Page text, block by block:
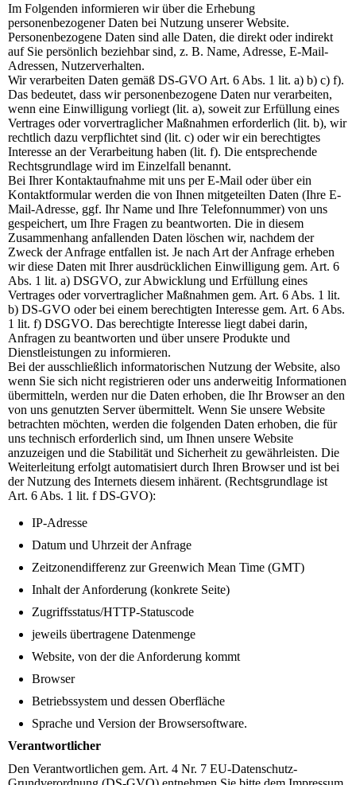
Im Folgenden informieren wir über die Erhebung
personenbezogener Daten bei Nutzung unserer Website.
Personenbezogene Daten sind alle Daten, die direkt oder indirekt
auf Sie persönlich beziehbar sind, z. B. Name, Adresse, E-Mail-
Adressen, Nutzerverhalten.
Wir verarbeiten Daten gemäß DS-GVO Art. 6 Abs. 1 lit. a) b) c) f).
Das bedeutet, dass wir personenbezogene Daten nur verarbeiten,
wenn eine Einwilligung vorliegt (lit. a), soweit zur Erfüllung eines
Vertrages oder vorvertraglicher Maßnahmen erforderlich (lit. b), wir
rechtlich dazu verpflichtet sind (lit. c) oder wir ein berechtigtes
Interesse an der Verarbeitung haben (lit. f). Die entsprechende
Rechtsgrundlage wird im Einzelfall benannt.
Bei Ihrer Kontaktaufnahme mit uns per E-Mail oder über ein
Kontaktformular werden die von Ihnen mitgeteilten Daten (Ihre E-
Mail-Adresse, ggf. Ihr Name und Ihre Telefonnummer) von uns
gespeichert, um Ihre Fragen zu beantworten. Die in diesem
Zusammenhang anfallenden Daten löschen wir, nachdem der
Zweck der Anfrage entfallen ist. Je nach Art der Anfrage erheben
wir diese Daten mit Ihrer ausdrücklichen Einwilligung gem. Art. 6
Abs. 1 lit. a) DSGVO, zur Abwicklung und Erfüllung eines
Vertrages oder vorvertraglicher Maßnahmen gem. Art. 6 Abs. 1 lit.
b) DS-GVO oder bei einem berechtigten Interesse gem. Art. 6 Abs.
1 lit. f) DSGVO. Das berechtigte Interesse liegt dabei darin,
Anfragen zu beantworten und über unsere Produkte und
Dienstleistungen zu informieren.
Bei der ausschließlich informatorischen Nutzung der Website, also
wenn Sie sich nicht registrieren oder uns anderweitig Informationen
übermitteln, werden nur die Daten erhoben, die Ihr Browser an den
von uns genutzten Server übermittelt. Wenn Sie unsere Website
betrachten möchten, werden die folgenden Daten erhoben, die für
uns technisch erforderlich sind, um Ihnen unsere Website
anzuzeigen und die Stabilität und Sicherheit zu gewährleisten. Die
Weiterleitung erfolgt automatisiert durch Ihren Browser und ist bei
der Nutzung des Internets diesem inhärent. (Rechtsgrundlage ist
Art. 6 Abs. 1 lit. f DS-GVO):
IP-Adresse
Datum und Uhrzeit der Anfrage
Zeitzonendifferenz zur Greenwich Mean Time (GMT)
Inhalt der Anforderung (konkrete Seite)
Zugriffsstatus/HTTP-Statuscode
jeweils übertragene Datenmenge
Website, von der die Anforderung kommt
Browser
Betriebssystem und dessen Oberfläche
Sprache und Version der Browsersoftware.
Verantwortlicher
Den Verantwortlichen gem. Art. 4 Nr. 7 EU-Datenschutz-